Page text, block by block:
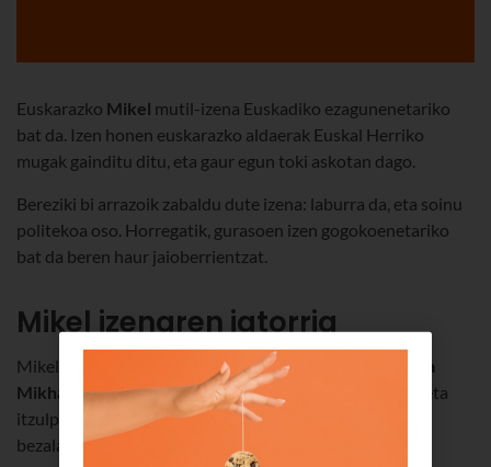
Euskarazko Mikel mutil-izena Euskadiko ezagunenetariko
bat da. Izen honen euskarazko aldaerak Euskal Herriko
mugak gainditu ditu, eta gaur egun toki askotan dago.
Bereziki bi arrazoik zabaldu dute izena: laburra da, eta soinu
politekoa oso. Horregatik, gurasoen izen gogokoenetariko
bat da beren haur jaioberrientzat.
Mikel izenaren jatorria
Mikel izena hebreeratik dator. Izan ere,
Mikelen jatorria
Mikha´elda. Munduko toki askotara zabaldu da izena, eta
itzulpenak ditu beste hizkuntza batzuetan ere, euskaraz
bezala.